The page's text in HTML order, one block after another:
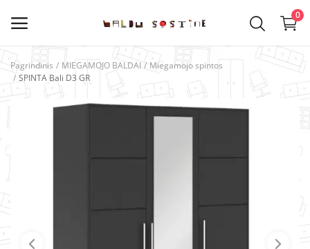
0
Kategorijos
Pagrindinis meniu
Pagrindinis MIEGAMOJO BALDAI
Miegamojo spintos
SPINTA Bali D3 GR